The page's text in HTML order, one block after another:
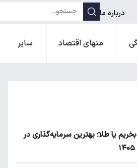
درباره ما
منهای اقتصاد سایر
بخریم یا طلا؛ بهترین سرمایه‌گذاری در